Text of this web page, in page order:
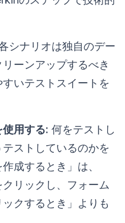
シナリオは独自のデー
ーンアップするべき
いテストスイートを
用する: 何をテストし
ストしているのかを
成するとき」は、
クリックし、フォーム
クするとき」よりも